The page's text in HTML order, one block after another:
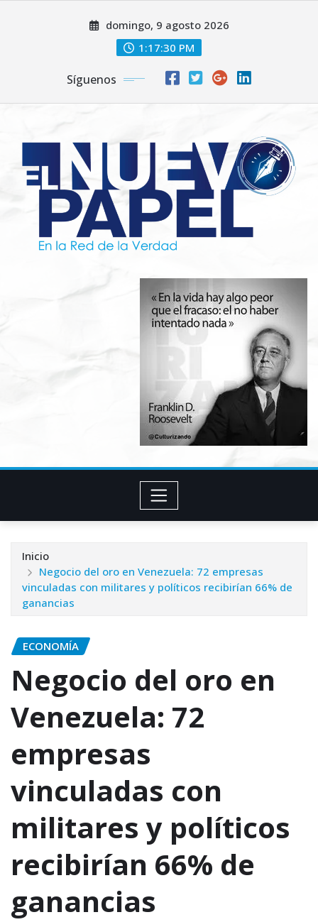
domingo, 9 agosto 2026
1:17:32 PM
Síguenos
Inicio
Negocio del oro en Venezuela: 72 empresas
vinculadas con militares y políticos recibirían 66% de
ganancias
ECONOMÍA
Negocio del oro en
Venezuela: 72
empresas
vinculadas con
militares y políticos
recibirían 66% de
ganancias